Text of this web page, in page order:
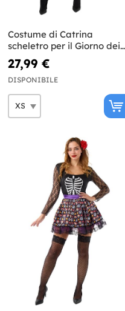
Costume di Catrina
scheletro per il Giorno dei
Morti per donna
27,99 €
DISPONIBILE